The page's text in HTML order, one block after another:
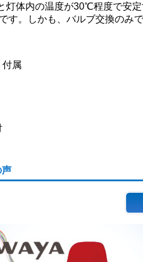
灯体内の温度が30℃程度で安
す。しかも、バルブ交換のみ
属
声